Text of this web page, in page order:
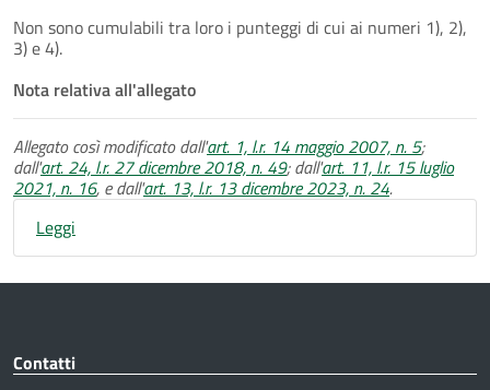
Non sono cumulabili tra loro i punteggi di cui ai numeri 1), 2),
3) e 4).
Nota relativa all'allegato
Allegato così modificato dall'art. 1, l.r. 14 maggio 2007, n. 5;
dall'art. 24, l.r. 27 dicembre 2018, n. 49; dall'art. 11, l.r. 15 luglio
2021, n. 16, e dall'art. 13, l.r. 13 dicembre 2023, n. 24.
Leggi
Contatti